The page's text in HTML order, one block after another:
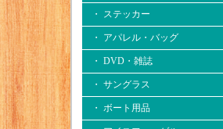
・ ステッカー
・ アパレル・バッグ
・ DVD・雑誌
・ サングラス
・ ボート用品